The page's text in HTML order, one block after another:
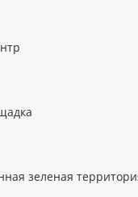
зеленая